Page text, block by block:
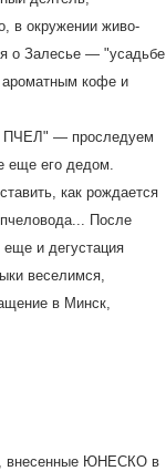
в окружении живо-
о Залесье — "усадьбе
ароматным кофе и
ПЧЕЛ" — проследуем
еще его дедом.
как рождается
После
и дегустация
веселимся,
в Минск,
внесенные ЮНЕСКО в